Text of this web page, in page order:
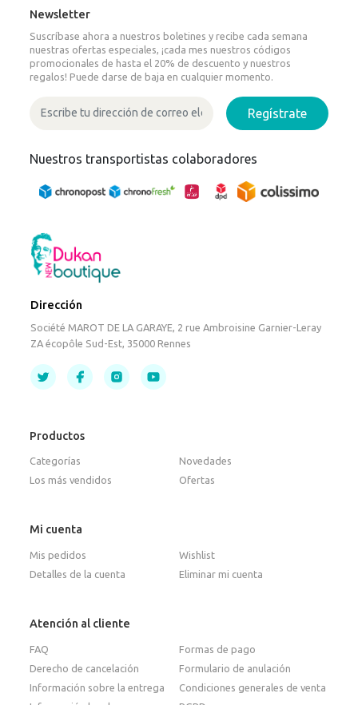
Newsletter
Suscríbase ahora a nuestros boletines y recibe cada semana
nuestras ofertas especiales, ¡cada mes nuestros códigos
promocionales de hasta el 20% de descuento y nuestros
regalos! Puede darse de baja en cualquier momento.
Regístrate
Nuestros transportistas colaboradores
Dirección
Société MAROT DE LA GARAYE, 2 rue Ambroisine Garnier-Leray
ZA écopôle Sud-Est, 35000 Rennes
Productos
Categorías
Novedades
Los más vendidos
Ofertas
Mi cuenta
Mis pedidos
Wishlist
Detalles de la cuenta
Eliminar mi cuenta
Atención al cliente
FAQ
Formas de pago
Derecho de cancelación
Formulario de anulación
Información sobre la entrega
Condiciones generales de venta